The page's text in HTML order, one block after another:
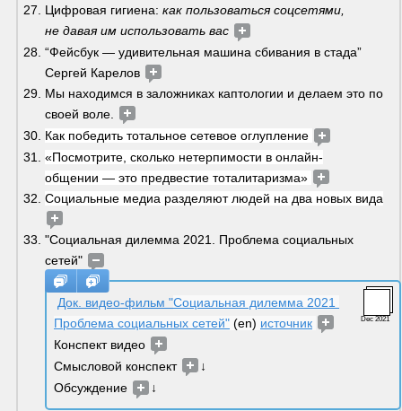
Цифровая гигиена: как пользоваться соцсетями,
не давая им использовать вас
“Фейсбук — удивительная машина сбивания в стада”
Сергей Карелов
Мы находимся в заложниках каптологии и делаем это по
своей воле.
Как победить тотальное сетевое оглупление
«Посмотрите, сколько нетерпимости в онлайн-
общении — это предвестие тоталитаризма»
Социальные медиа разделяют людей на два новых вида
"Социальная дилемма 2021. Проблема социальных
сетей"
Dec 2021
Док. видео-фильм "Социальная дилемма 2021
Проблема социальных сетей" (en) источник
Конспект видео
Смысловой конспект
↓
Обсуждение
↓